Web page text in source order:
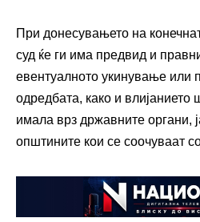
При донесувањето на
суд ќе ги има предвид и
евентуалното укинување или
одредбата, како и влијанието
имала врз државните органи,
општините кои се соочуваат